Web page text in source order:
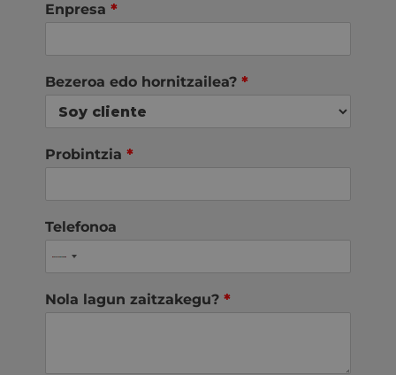
Enpresa *
Bezeroa edo hornitzailea? *
Probintzia *
Telefonoa
Nola lagun zaitzakegu? *